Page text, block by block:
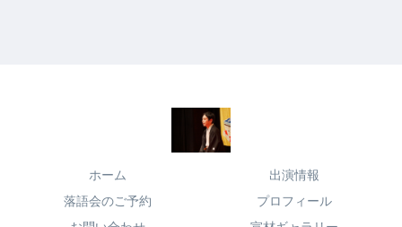
ホーム
出演情報
落語会のご予約
プロフィール